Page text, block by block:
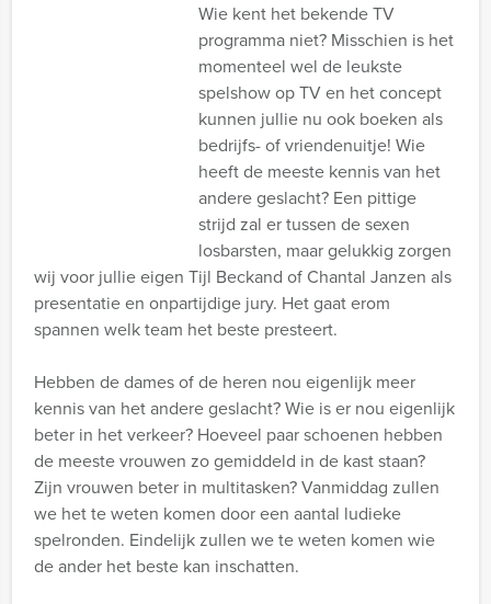
Wie kent het bekende TV
programma niet? Misschien is het
momenteel wel de leukste
spelshow op TV en het concept
kunnen jullie nu ook boeken als
bedrijfs- of vriendenuitje! Wie
heeft de meeste kennis van het
andere geslacht? Een pittige
strijd zal er tussen de sexen
losbarsten, maar gelukkig zorgen
wij voor jullie eigen Tijl Beckand of Chantal Janzen als
presentatie en onpartijdige jury. Het gaat erom
spannen welk team het beste presteert.
Hebben de dames of de heren nou eigenlijk meer
kennis van het andere geslacht? Wie is er nou eigenlijk
beter in het verkeer? Hoeveel paar schoenen hebben
de meeste vrouwen zo gemiddeld in de kast staan?
Zijn vrouwen beter in multitasken? Vanmiddag zullen
we het te weten komen door een aantal ludieke
spelronden. Eindelijk zullen we te weten komen wie
de ander het beste kan inschatten.